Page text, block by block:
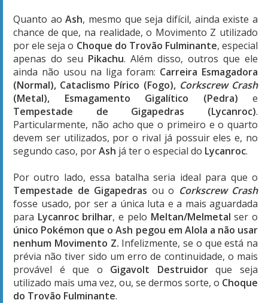
Quanto aoAsh, mesmo que seja difícil, ainda existe a
chance de que, na realidade, o Movimento Z utilizado
por ele seja o Choque do Trovão Fulminante, especial
apenas do seu Pikachu. Além disso, outros que ele
ainda não usou na liga foram: Carreira Esmagadora
(Normal), Cataclismo Pírico (Fogo), Corkscrew Crash
(Metal), Esmagamento Gigalítico (Pedra) e
Tempestade de Gigapedras (Lycanroc).
Particularmente, não acho que o primeiro e o quarto
devem ser utilizados, por o rival já possuir eles e, no
segundo caso, porAsh já ter o especial do Lycanroc.
Por outro lado, essa batalha seria ideal para que o
Tempestade de Gigapedras ou o Corkscrew Crash
fosse usado, por ser a única luta e a mais aguardada
para Lycanroc brilhar, e pelo Meltan/Melmetal ser o
único Pokémon que o Ash pegou em Alola a não usar
nenhum Movimento Z. Infelizmente, se o que está na
prévia não tiver sido um erro de continuidade, o mais
provável é que o Gigavolt Destruidorque seja
utilizado mais uma vez, ou, se dermos sorte, o Choque
do Trovão Fulminante.